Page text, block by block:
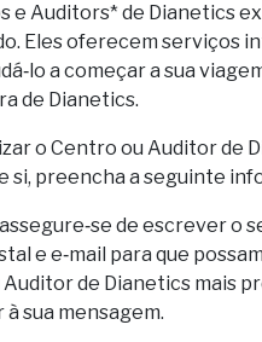
e Auditors* de Dianetics
Eles oferecem serviços
a começar a sua
de Dianetics.
o Centro ou Auditor de
si, preencha a seguinte
de escrever o
e e‑mail para que
de Dianetics mais
sua mensagem.